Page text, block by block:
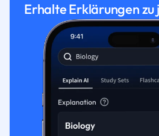
Erhalte Erklärungen